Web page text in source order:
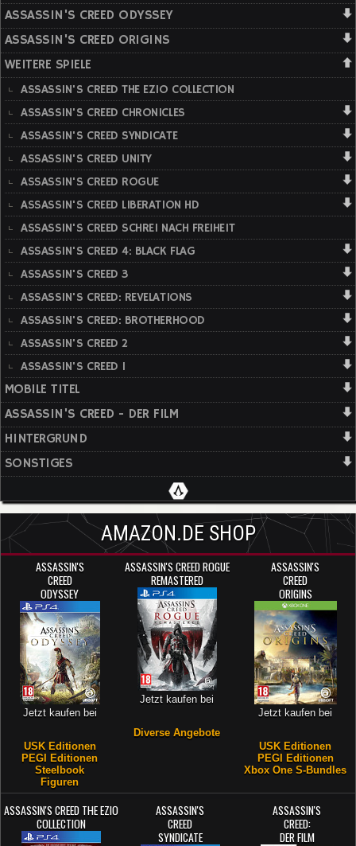
ASSASSIN'S CREED ODYSSEY
ASSASSIN'S CREED ORIGINS
WEITERE SPIELE
ASSASSIN'S CREED THE EZIO COLLECTION
ASSASSIN'S CREED CHRONICLES
ASSASSIN'S CREED SYNDICATE
ASSASSIN'S CREED UNITY
ASSASSIN'S CREED ROGUE
ASSASSIN'S CREED LIBERATION HD
ASSASSIN'S CREED SCHREI NACH FREIHEIT
ASSASSIN'S CREED 4: BLACK FLAG
ASSASSIN'S CREED 3
ASSASSIN'S CREED: REVELATIONS
ASSASSIN'S CREED: BROTHERHOOD
ASSASSIN'S CREED 2
ASSASSIN'S CREED 1
MOBILE TITEL
ASSASSIN'S CREED - DER FILM
HINTERGRUND
SONSTIGES
AMAZON.DE SHOP
ASSASSIN'S
CREED
ODYSSEY
Jetzt kaufen bei
USK Editionen
PEGI Editionen
Steelbook
Figuren
ASSASSIN'S CREED ROGUE
REMASTERED
Jetzt kaufen bei
Diverse Angebote
ASSASSIN'S
CREED
ORIGINS
Jetzt kaufen bei
USK Editionen
PEGI Editionen
Xbox One S-Bundles
ASSASSIN'S CREED THE EZIO
COLLECTION
ASSASSIN'S
CREED
SYNDICATE
ASSASSIN'S
CREED:
DER FILM